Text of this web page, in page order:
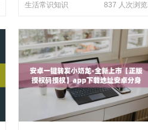
生活常识知识 837 人次浏览